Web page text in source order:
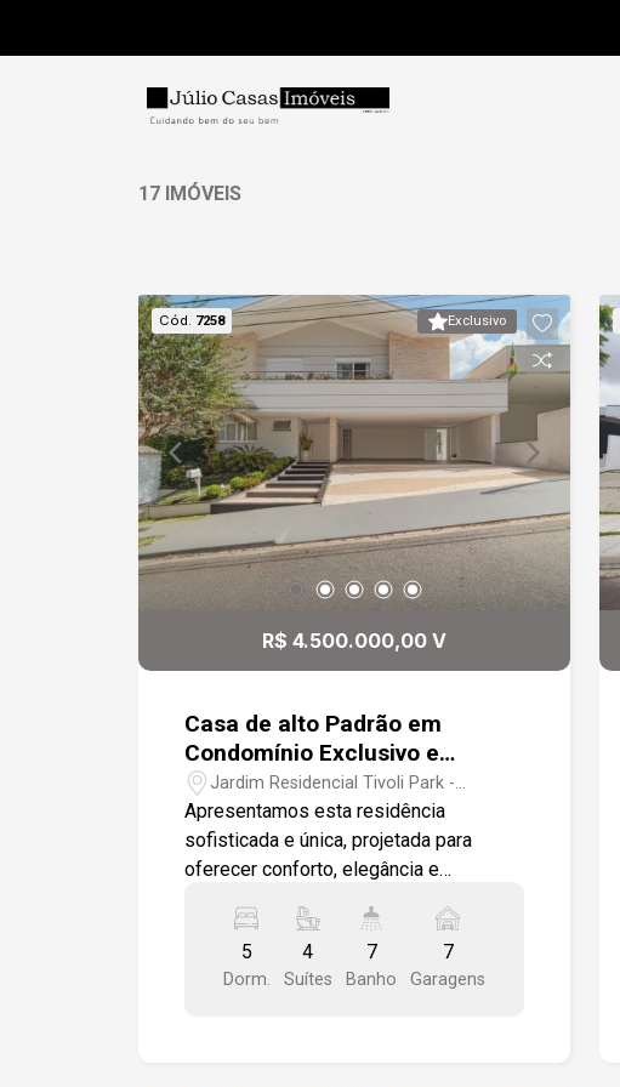
17 IMÓVEIS
Exclusivo
Cód. 7258
R$ 4.500.000,00 V
Casa de alto Padrão em
Condomínio Exclusivo e
Localização Nobre.
Jardim Residencial Tivoli Park -
Sorocaba/SP
Apresentamos esta residência
sofisticada e única, projetada para
oferecer conforto, elegância e
pavimento inferior, o imóvel dispõe de
amplos e integrados ambientes, com
sala de estar, sala de TV, escritório,
5
Dorm.
4
Suítes
7
Banho
7
Garagens